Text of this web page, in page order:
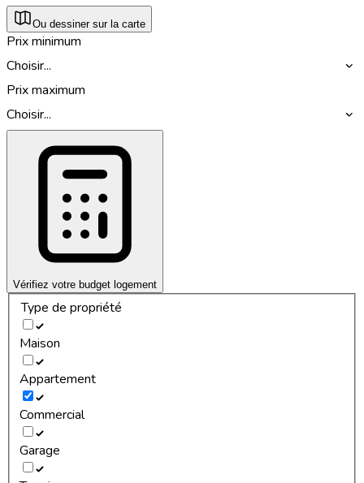
Ou dessiner sur la carte
Prix minimum
Choisir...
Prix maximum
Choisir...
Vérifiez votre budget logement
Type de propriété
Maison
Appartement
Commercial
Garage